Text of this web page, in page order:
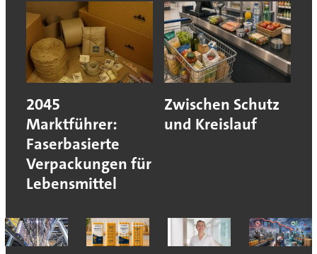
2045
Marktführer:
Faserbasierte
Verpackungen für
Lebensmittel
Zwischen Schutz
und Kreislauf